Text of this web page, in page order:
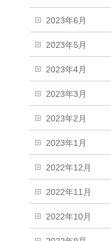
2023年6月
2023年5月
2023年4月
2023年3月
2023年2月
2023年1月
2022年12月
2022年11月
2022年10月